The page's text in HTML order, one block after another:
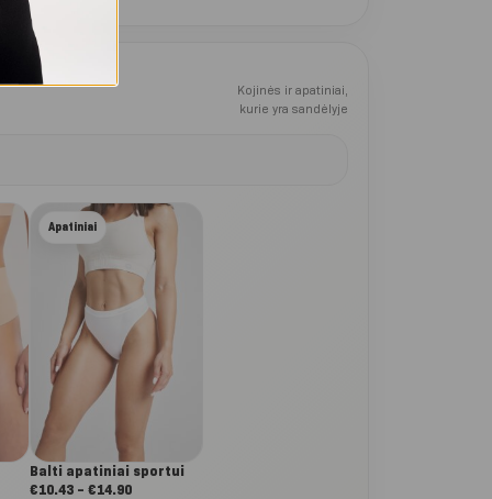
Kojinės ir apatiniai,
kurie yra sandėlyje
Apatiniai
Balti apatiniai sportui
€10.43 – €14.90Nuo: